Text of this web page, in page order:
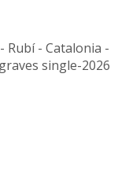
Rubí - Catalonia -
single-2026